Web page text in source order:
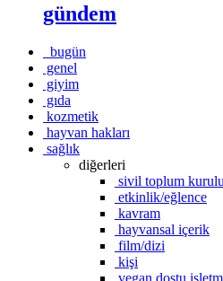
gündem
bugün
genel
giyim
gıda
kozmetik
hayvan hakları
sağlık
diğerleri
sivil toplum
etkinlik/eğlence
kavram
hayvansal içerik
film/dizi
kişi
vegan dostu